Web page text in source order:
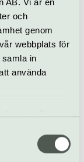
och
genom
webbplats för
in
använda
vår
Vi
och annan
Il